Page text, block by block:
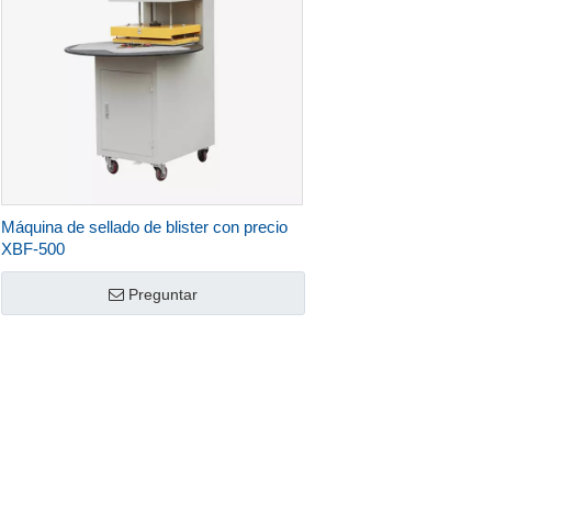
Máquina de sellado de blister con precio
XBF-500
Preguntar